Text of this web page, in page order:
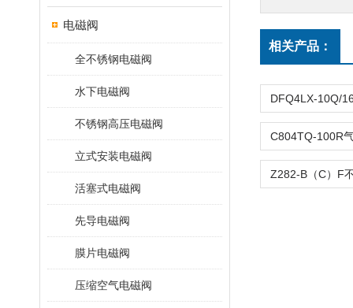
电磁阀
全不锈钢电磁阀
水下电磁阀
不锈钢高压电磁阀
立式安装电磁阀
活塞式电磁阀
先导电磁阀
膜片电磁阀
压缩空气电磁阀
相关产品：